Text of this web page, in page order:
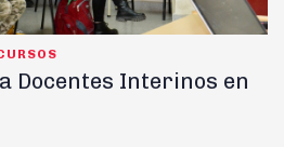
Docentes Interinos en